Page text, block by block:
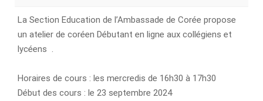
La Section Education de l’Ambassade de Corée propose
un atelier de coréen Débutant en ligne aux collégiens et
lycéens .
Horaires de cours : les mercredis de 16h30 à 17h30
Début des cours : le 23 septembre 2024